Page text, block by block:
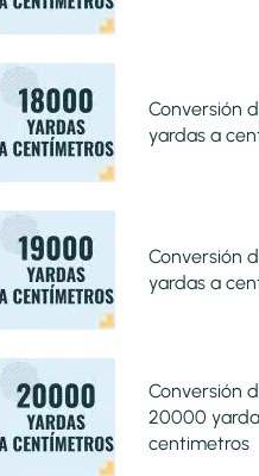
Conversión
yardas a
Conversión
yardas a
Conversión
20000
centimetros